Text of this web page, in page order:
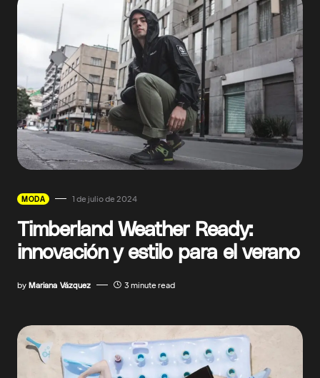
MODA 1 de julio de 2024
Timberland Weather Ready:
innovación y estilo para el verano
by Mariana Vázquez 3 minute read